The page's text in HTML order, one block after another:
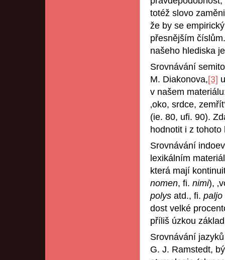
totéž slovo
že by se
přesnějším
našeho hlediska
Srovnávání
M. Diakonova,[3]
v našem
‚oko, srdce,
(ie. 80, ufi. 90).
hodnotit i z tohoto
Srovnávání
lexikálním
která mají
nomen, fi. nimi),
polys atd., fi. paljo
dost velké
příliš úzkou
Srovnávání
G. J. Ramstedt,